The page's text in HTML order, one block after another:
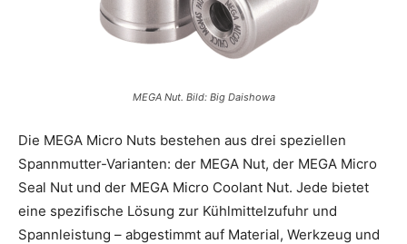
MEGA Nut. Bild: Big Daishowa
Die MEGA Micro Nuts bestehen aus drei speziellen
Spannmutter-Varianten: der MEGA Nut, der MEGA Micro
Seal Nut und der MEGA Micro Coolant Nut. Jede bietet
eine spezifische Lösung zur Kühlmittelzufuhr und
Spannleistung – abgestimmt auf Material, Werkzeug und